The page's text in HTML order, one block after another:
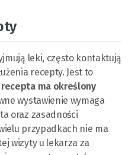
leki, często kontaktują
recepty. Jest to
recepta ma określony
wystawienie wymaga
oraz zasadności
przypadkach nie ma
wizyty u lekarza za